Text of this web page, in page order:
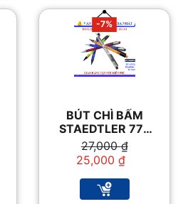
-7%
BÚT CHÌ BẤM
STAEDTLER 777
0.5MM
27,000₫
Giá
gốc
27,000 ₫.
25,000₫
Giá
hiện
là:
25,000 ₫.